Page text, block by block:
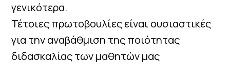
γενικότερα.
Τέτοιες πρωτοβουλίες είναι ουσιαστικές
για την αναβάθμιση της ποιότητας
διδασκαλίας των μαθητών μας